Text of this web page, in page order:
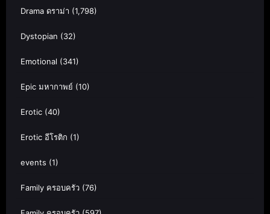
Drama ดราม่า (1,798)
Dystopian (32)
Emotional (341)
Epic มหากาพย์ (10)
Erotic (40)
Erotic อีโรติก (1)
events (1)
Family ครอบครัว (76)